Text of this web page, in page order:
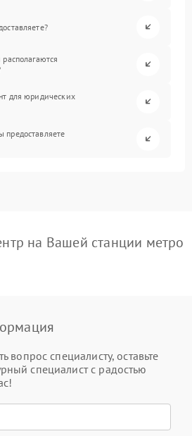
для юридических
на Вашей станции метро
вопрос специалисту, оставьте
специалист с радостью